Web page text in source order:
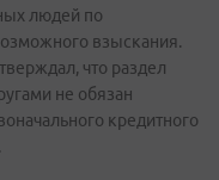
людей по
взыскания.
что раздел
не обязан
кредитного